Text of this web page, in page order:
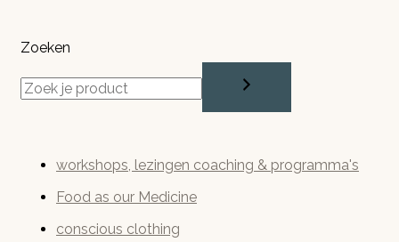
Zoeken
workshops, lezingen coaching & programma's
Food as our Medicine
conscious clothing